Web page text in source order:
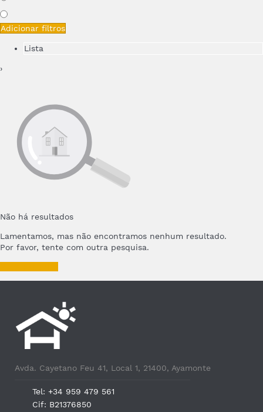
Adicionar filtros
Lista
›
Não há resultados
Lamentamos, mas não encontramos nenhum resultado.
Por favor, tente com outra pesquisa.
Avda. Cayetano Feu 41, Local 1, 21400, Ayamonte
Tel: +34 959 479 561
Cif: B21376850